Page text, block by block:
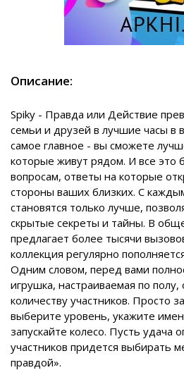
Описание:
Spiky - Правда или Действие
семьи и друзей в лучшие часы в
самое главное - вы сможете
которые живут рядом. И все это
вопросам, ответы на которые
стороны ваших близких. С
становятся только лучше,
скрытые секреты и тайны. В
предлагает более тысячи
коллекция регулярно
Одним словом, перед вами
игрушка, настраиваемая по
количеству участников. Просто
выберите уровень, укажите
запускайте колесо. Пусть удача
участников придется выбирать
правдой».